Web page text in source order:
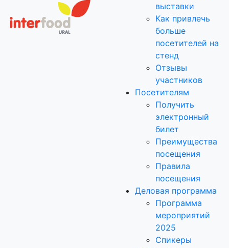
выставки
Как привлечь
больше
посетителей на
стенд
Отзывы
участников
Посетителям
Получить
электронный
билет
Преимущества
посещения
Правила
посещения
Деловая программа
Программа
мероприятий
2025
Спикеры